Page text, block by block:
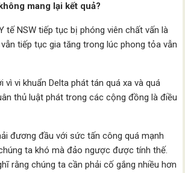
mang lại kết quả?
tế NSW tiếp tục bị phóng viên chất vấn là
tiếp tục gia tăng trong lúc phong tỏa vẫn
vì vi khuẩn Delta phát tán quá xa và quá
thủ luật phát trong các cộng đồng là điều
đương đầu với sức tấn công quá mạnh
ta khó mà đảo ngược được tính thế.
rằng chúng ta cần phải cố gắng nhiều hơn